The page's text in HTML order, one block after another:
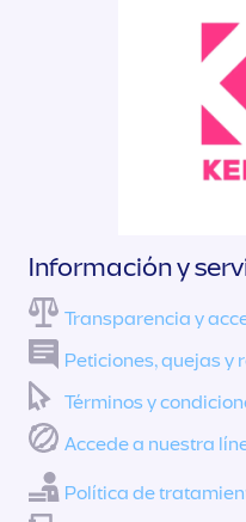
Información y
Transparencia y
Peticiones, quejas y
Términos y
Accede a nuestra
Política de